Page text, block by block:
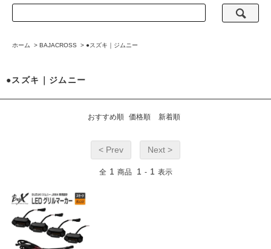
ホーム > BAJACROSS > ●スズキ｜ジムニー
●スズキ｜ジムニー
おすすめ順 価格順 新着順
< Prev Next >
全 1 商品 1 - 1 表示